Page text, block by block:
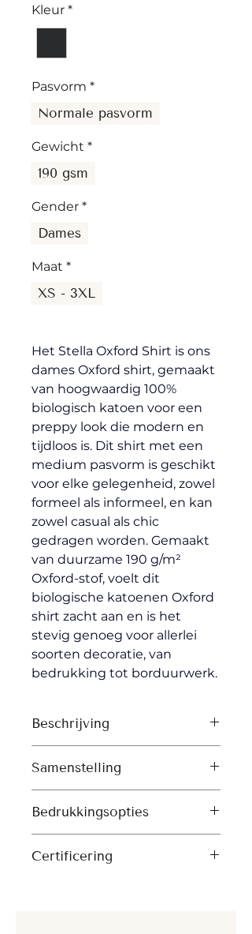
Kleur *
Pasvorm *
Normale pasvorm
Gewicht *
190 gsm
Gender *
Dames
Maat *
XS - 3XL
Het Stella Oxford Shirt is ons
dames Oxford shirt, gemaakt
van hoogwaardig 100%
biologisch katoen voor een
preppy look die modern en
tijdloos is. Dit shirt met een
medium pasvorm is geschikt
voor elke gelegenheid, zowel
formeel als informeel, en kan
zowel casual als chic
gedragen worden. Gemaakt
van duurzame 190 g/m²
Oxford-stof, voelt dit
biologische katoenen Oxford
shirt zacht aan en is het
stevig genoeg voor allerlei
soorten decoratie, van
bedrukking tot borduurwerk.
Beschrijving
stiksel
Kraagstandaard
Knooplijst met enkelvoudig
stiksel langs beide kanten
Ingezette mouwen
Naar voren verplaatste
Samenstelling
Organic Ring Spun Combed,
Gewassen stof
Bedrukkingsopties
Digitale transfers (DTF)
Certificering